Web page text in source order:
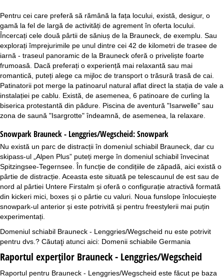
Pentru cei care preferă să rămână la fața locului, există, desigur, o
gamă la fel de largă de activități de agrement în oferta locului.
Încercați cele două pârtii de săniuș de la Brauneck, de exemplu. Sau
explorați împrejurimile pe unul dintre cei 42 de kilometri de trasee de
iarnă - traseul panoramic de la Brauneck oferă o priveliște foarte
frumoasă. Dacă preferați o experiență mai relaxantă sau mai
romantică, puteți alege ca mijloc de transport o trăsură trasă de cai.
Patinatorii pot merge la patinoarul natural aflat direct la stația de vale a
instalației pe cablu. Există, de asemenea, 6 patinoare de curling la
biserica protestantă din pădure. Piscina de aventură "Isarwelle" sau
zona de saună "Isargrotte" îndeamnă, de asemenea, la relaxare.
Snowpark Brauneck - Lenggries/Wegscheid:Snowpark
Nu există un parc de distracții în domeniul schiabil Brauneck, dar cu
skipass-ul „Alpen Plus” puteți merge în domeniul schiabil învecinat
Spitzingsee-Tegernsee. În funcție de condițiile de zăpadă, aici există o
pârtie de distracție. Aceasta este situată pe telescaunul de est sau de
nord al pârtiei Untere Firstalm și oferă o configurație atractivă formată
din kickeri mici, boxes și o pârtie cu valuri. Noua funslope înlocuiește
snowpark-ul anterior și este potrivită și pentru freestylerii mai puțin
experimentați.
Domeniul schiabil Brauneck - Lenggries/Wegscheid nu este potrivit
pentru dvs.? Căutaţi atunci aici: Domenii schiabile Germania
Raportul experţilor Brauneck - Lenggries/Wegscheid
Raportul pentru Brauneck - Lenggries/Wegscheid este făcut pe baza